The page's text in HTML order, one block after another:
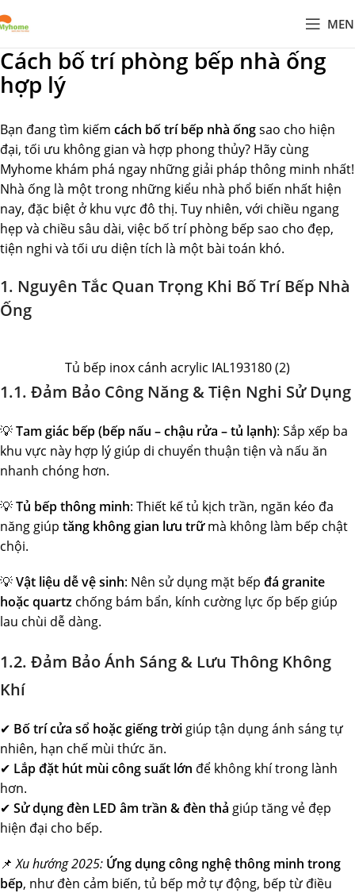
Cách bố trí phòng bếp nhà ống
hợp lý
Bạn đang tìm kiếm cách bố trí bếp nhà ốngsao cho hiện
đại, tối ưu không gian và hợp phong thủy? Hãy cùng
Myhome khám phá ngay những giải pháp thông minh nhất!
Nhà ống là một trong những kiểu nhà phổ biến nhất hiện
nay, đặc biệt ở khu vực đô thị. Tuy nhiên, với chiều ngang
hẹp và chiều sâu dài, việc bố trí phòng bếp sao cho đẹp,
tiện nghi và tối ưu diện tích là một bài toán khó.
1. Nguyên Tắc Quan Trọng Khi Bố Trí Bếp Nhà
Ống
Tủ bếp inox cánh acrylic IAL193180 (2)
1.1. Đảm Bảo Công Năng & Tiện Nghi Sử Dụng
💡Tam giác bếp (bếp nấu – chậu rửa – tủ lạnh): Sắp xếp ba
khu vực này hợp lý giúp di chuyển thuận tiện và nấu ăn
nhanh chóng hơn.
💡Tủ bếp thông minh: Thiết kế tủ kịch trần, ngăn kéo đa
năng giúp tăng không gian lưu trữmà không làm bếp chật
chội.
💡Vật liệu dễ vệ sinh: Nên sử dụng mặt bếp đá granite
hoặc quartz chống bám bẩn, kính cường lực ốp bếp giúp
lau chùi dễ dàng.
1.2. Đảm Bảo Ánh Sáng & Lưu Thông Không
Khí
✔ Bố trí cửa sổ hoặc giếng trời giúp tận dụng ánh sáng tự
nhiên, hạn chế mùi thức ăn.
✔ Lắp đặt hút mùi công suất lớn để không khí trong lành
hơn.
✔ Sử dụng đèn LED âm trần & đèn thả giúp tăng vẻ đẹp
hiện đại cho bếp.
📌Xu hướng 2025: Ứng dụng công nghệ thông minh trong
bếp, như đèn cảm biến, tủ bếp mở tự động, bếp từ điều